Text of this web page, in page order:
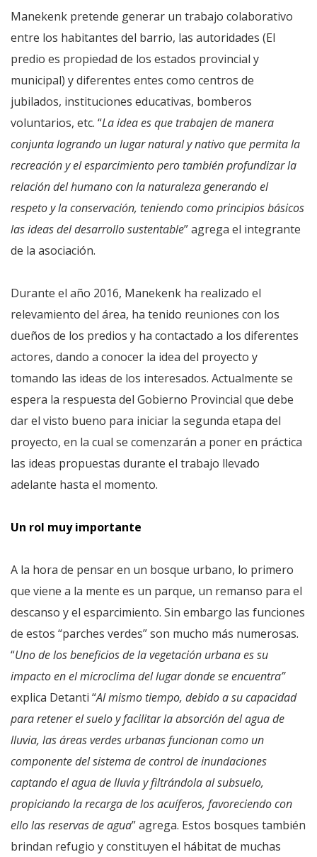
Manekenk pretende generar un trabajo colaborativo
entre los habitantes del barrio, las autoridades (El
predio es propiedad de los estados provincial y
municipal) y diferentes entes como centros de
jubilados, instituciones educativas, bomberos
voluntarios, etc. “La idea es que trabajen de manera
conjunta logrando un lugar natural y nativo que permita la
recreación y el esparcimiento pero también profundizar la
relación del humano con la naturaleza generando el
respeto y la conservación, teniendo como principios básicos
las ideas del desarrollo sustentable” agrega el integrante
de la asociación.
Durante el año 2016, Manekenk ha realizado el
relevamiento del área, ha tenido reuniones con los
dueños de los predios y ha contactado a los diferentes
actores, dando a conocer la idea del proyecto y
tomando las ideas de los interesados. Actualmente se
espera la respuesta del Gobierno Provincial que debe
dar el visto bueno para iniciar la segunda etapa del
proyecto, en la cual se comenzarán a poner en práctica
las ideas propuestas durante el trabajo llevado
adelante hasta el momento.
Un rol muy importante
A la hora de pensar en un bosque urbano, lo primero
que viene a la mente es un parque, un remanso para el
descanso y el esparcimiento. Sin embargo las funciones
de estos “parches verdes” son mucho más numerosas.
“Uno de los beneficios de la vegetación urbana es su
impacto en el microclima del lugar donde se encuentra”
explica Detanti “Al mismo tiempo, debido a su capacidad
para retener el suelo y facilitar la absorción del agua de
lluvia, las áreas verdes urbanas funcionan como un
componente del sistema de control de inundaciones
captando el agua de lluvia y filtrándola al subsuelo,
propiciando la recarga de los acuíferos, favoreciendo con
ello las reservas de agua” agrega. Estos bosques también
brindan refugio y constituyen el hábitat de muchas